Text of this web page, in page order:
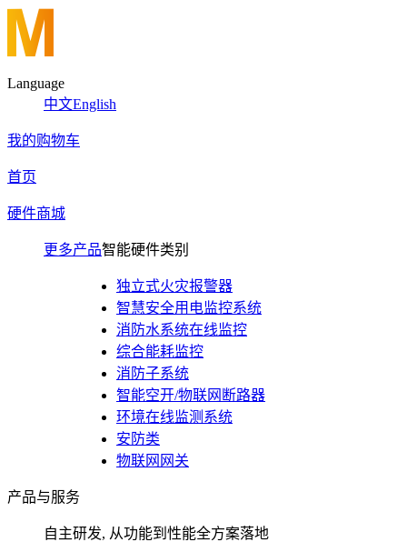
Language
中文English
我的购物车
首页
硬件商城
更多产品智能硬件类别
独立式火灾报警器
智慧安全用电监控系统
消防水系统在线监控
综合能耗监控
消防子系统
智能空开/物联网断路器
环境在线监测系统
安防类
物联网网关
产品与服务
自主研发, 从功能到性能全方案落地